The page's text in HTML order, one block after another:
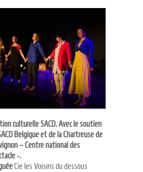
culturelle SACD. Avec le soutien
Belgique et de la Chartreuse de
– Centre national des
-.
Cie les Voisins du dessous